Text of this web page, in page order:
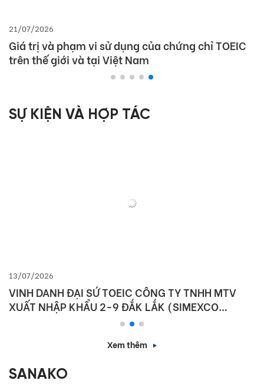
21/07/2026
Giá trị và phạm vi sử dụng của chứng chỉ TOEIC
trên thế giới và tại Việt Nam
SỰ KIỆN VÀ HỢP TÁC
13/07/2026
VINH DANH ĐẠI SỨ TOEIC CÔNG TY TNHH MTV
XUẤT NHẬP KHẨU 2-9 ĐẮK LẮK (SIMEXCO
Xem thêm
SANAKO